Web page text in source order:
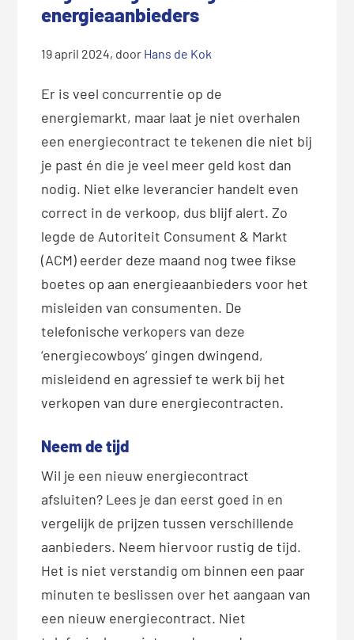
energieaanbieders
19 april 2024, door Hans de Kok
Er is veel concurrentie op de
energiemarkt, maar laat je niet overhalen
een energiecontract te tekenen die niet bij
je past én die je veel meer geld kost dan
nodig. Niet elke leverancier handelt even
correct in de verkoop, dus blijf alert. Zo
legde de Autoriteit Consument & Markt
(ACM) eerder deze maand nog twee fikse
boetes op aan energieaanbieders voor het
misleiden van consumenten. De
telefonische verkopers van deze
‘energiecowboys’ gingen dwingend,
misleidend en agressief te werk bij het
verkopen van dure energiecontracten.
Neem de tijd
Wil je een nieuw energiecontract
afsluiten? Lees je dan eerst goed in en
vergelijk de prijzen tussen verschillende
aanbieders. Neem hiervoor rustig de tijd.
Het is niet verstandig om binnen een paar
minuten te beslissen over het aangaan van
een nieuw energiecontract. Niet